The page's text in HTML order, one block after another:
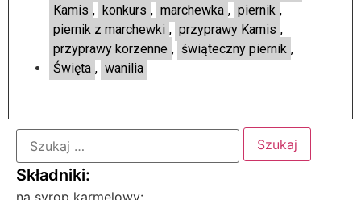
Kamis , konkurs , marchewka , piernik ,
piernik z marchewki , przyprawy Kamis ,
przyprawy korzenne , świąteczny piernik ,
Święta , wanilia
na syrop karmelowy: